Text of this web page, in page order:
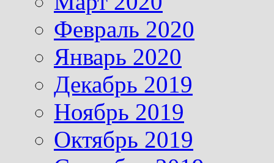
Февраль 2020
Январь 2020
Декабрь 2019
Ноябрь 2019
Октябрь 2019